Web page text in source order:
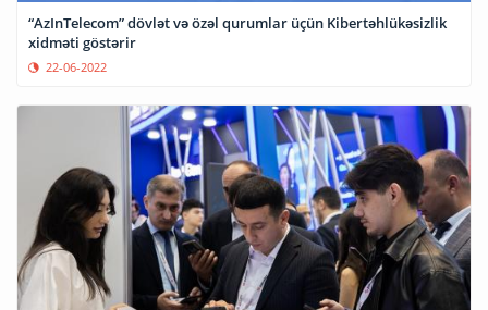
“AzInTelecom” dövlət və özəl qurumlar üçün Kibertəhlükəsizlik
xidməti göstərir
22-06-2022